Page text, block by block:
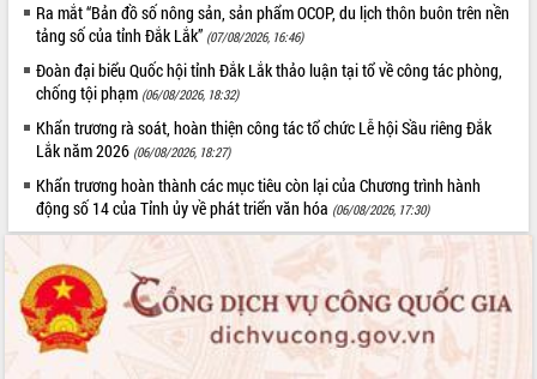
Đắk Lắk: Tôn vinh 46 giải pháp tại Hội
thi Sáng tạo Kỹ thuật 2024 - 2025
Đắk Lắk rà soát, điều chỉnh Đề án 190
về phát triển nuôi trồng thủy sản
Phó Chủ tịch UBND tỉnh Đắk Lắk
Trương Công Thái kiểm tra thực địa
Dự án cao tốc Khánh Hòa - Buôn Ma
Thuột
Định vị cà phê Việt Nam như một “di
sản sống” trong dòng chảy toàn cầu
Xây dựng nông thôn mới: Nâng cao đời
sống người dân từ những mô hình thiết
thực
Quyết liệt tháo gỡ vướng mắc, đẩy
Ra mắt “Bản đồ số nông sản, sản phẩm OCOP, du lịch thôn buôn trên nền
tảng số của tỉnh Đắk Lắk” (07/08/2026, 16:46)
Đoàn đại biểu Quốc hội tỉnh Đắk Lắk thảo luận tại tổ về công tác phòng,
chống tội phạm (06/08/2026, 18:32)
Khẩn trương rà soát, hoàn thiện công tác tổ chức Lễ hội Sầu riêng Đắk
Lắk năm 2026 (06/08/2026, 18:27)
Khẩn trương hoàn thành các mục tiêu còn lại của Chương trình hành
động số 14 của Tỉnh ủy về phát triển văn hóa (06/08/2026, 17:30)